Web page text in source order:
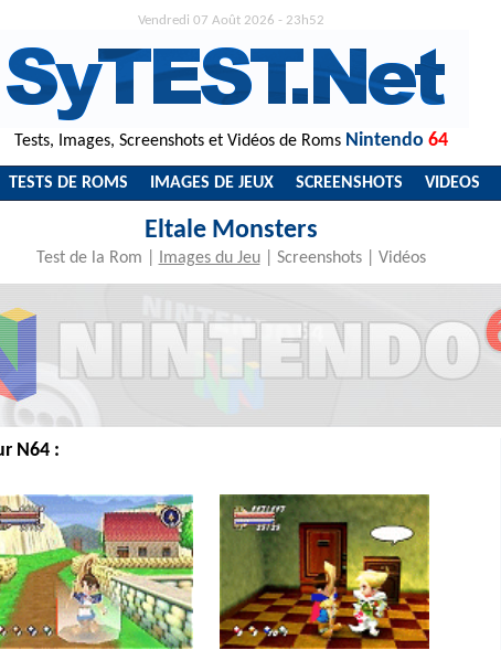
Vendredi 07 Août 2026 - 23h52
Tests, Images, Screenshots et Vidéos de Roms Nintendo 64
TESTS DE ROMS IMAGES DE JEUX SCREENSHOTS VIDEOS
Eltale Monsters
Test de la Rom Images du Jeu| Screenshots| Vidéos
N64 :